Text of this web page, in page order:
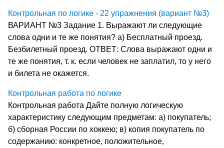
Контрольная по логике - 22 упражнения (вариант №3)
ВАРИАНТ №3 Задание 1. Выражают ли следующие
слова одни и те же понятия? а) Бесплатный проезд.
Безбилетный проезд. ОТВЕТ: Слова выражают одни и
те же понятия, т. к. если человек не заплатил, то у него
и билета не окажется.
Контрольная работа по логике
Контрольная работа Дайте полную логическую
характеристику следующим предметам: а) покупатель;
б) сборная России по хоккею; в) копия покупатель по
содержанию: конкретное, положительное,